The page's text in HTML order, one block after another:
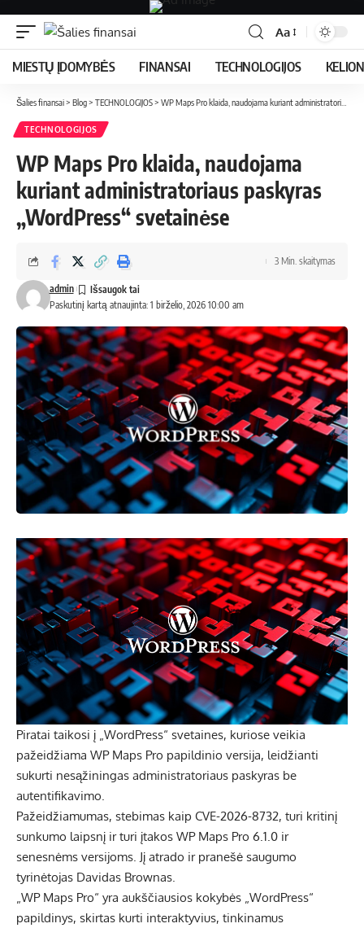
Aa
MIESTŲ ĮDOMYBĖS FINANSAI TECHNOLOGIJOS
Šalies finansai> Blog> TECHNOLOGIJOS> WP Maps Pro klaida, naudojama kuriant administratoriaus paskyras „WordPress“ svetainėse
TECHNOLOGIJOS
WP Maps Pro klaida, naudojama
kuriant administratoriaus paskyras
„WordPress“ svetainėse
Paskutinį kartą atnaujinta: 1 birželio, 2026 10:00 am
admin
3 Min. skaitymas
Piratai taikosi į „WordPress“ svetaines, kuriose veikia
pažeidžiama WP Maps Pro papildinio versija, leidžianti
sukurti nesąžiningas administratoriaus paskyras be
autentifikavimo.
Pažeidžiamumas, stebimas kaip CVE-2026-8732, turi kritinį
sunkumo laipsnį ir turi įtakos WP Maps Pro 6.1.0 ir
senesnėms versijoms. Jį atrado ir pranešė saugumo
tyrinėtojas Davidas Brownas.
„WP Maps Pro“ yra aukščiausios kokybės „WordPress“
papildinys, skirtas kurti interaktyvius, tinkinamus